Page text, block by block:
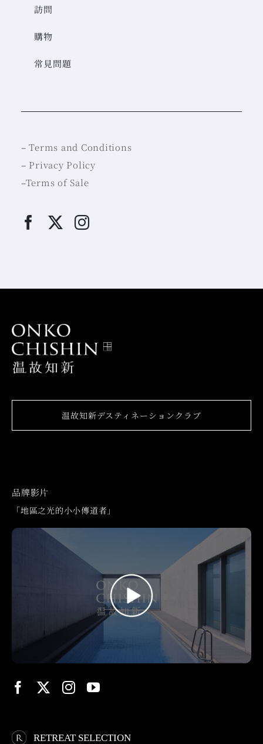
訪問
購物
常見問題
–Terms and Conditions
– Privacy Policy
–Terms of Sale
温故知新デスティネーションクラブ
品牌影片
「地區之光的小小傳道者」
RETREAT SELECTION